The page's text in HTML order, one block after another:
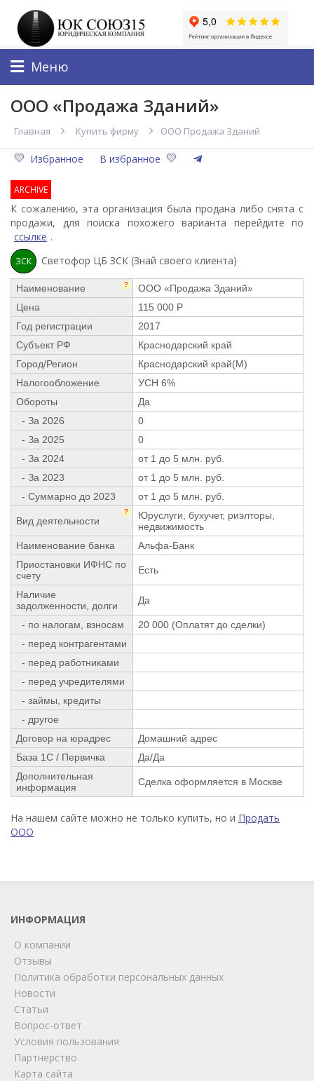
Меню
ООО «Продажа Зданий»
Главная Купить фирму ООО Продажа Зданий
Избранное В избранное
ARCHIVE
К сожалению, эта организация была продана либо снята с
продажи, для поиска похожего варианта перейдите по
ссылке .
ЗСК Светофор ЦБ ЗСК (Знай своего клиента)
Наименование ?
ООО «Продажа Зданий»
Цена
115 000 Р
Год регистрации
2017
Субъект РФ
Краснодарский край
Город/Регион
Краснодарский край(М)
Налогообложение
УСН 6%
Обороты
Да
- За 2026
0
- За 2025
0
- За 2024
от 1 до 5 млн. руб.
- За 2023
от 1 до 5 млн. руб.
- Суммарно до 2023
от 1 до 5 млн. руб.
Вид деятельности
?
Юруслуги, бухучет, риэлторы,
недвижимость
Наименование банка
Альфа-Банк
Приостановки ИФНС по
счету
Есть
Наличие
задолженности, долги
Да
- по налогам, взносам
20 000 (Оплатят до сделки)
- перед контрагентами
- перед работниками
- перед учредителями
- займы, кредиты
- другое
Договор на юрадрес
Домашний адрес
База 1С / Первичка
Да/Да
Дополнительная
информация
Сделка оформляется в Москве
На нашем сайте можно не только купить, но и Продать
ООО
ИНФОРМАЦИЯ
О компании
Отзывы
Политика обработки персональных данных
Новости
Статьи
Вопрос-ответ
Условия пользования
Партнерство
Карта сайта